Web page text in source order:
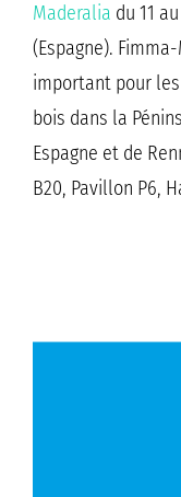
Maderalia du 11
(Espagne).
important pour
bois dans la
Espagne et de
B20, Pavillon P6,